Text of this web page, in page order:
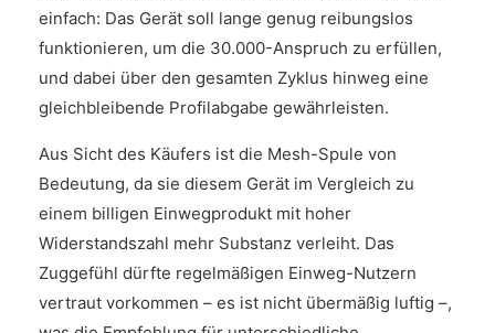
einfach: Das Gerät soll lange genug reibungslos
funktionieren, um die 30.000-Anspruch zu erfüllen,
und dabei über den gesamten Zyklus hinweg eine
gleichbleibende Profilabgabe gewährleisten.
Aus Sicht des Käufers ist die Mesh-Spule von
Bedeutung, da sie diesem Gerät im Vergleich zu
einem billigen Einwegprodukt mit hoher
Widerstandszahl mehr Substanz verleiht. Das
Zuggefühl dürfte regelmäßigen Einweg-Nutzern
vertraut vorkommen – es ist nicht übermäßig luftig –,